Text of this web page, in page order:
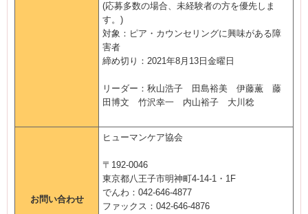
(応募多数の場合、未経験者の方を優先しま
す。)
対象：ピア・カウンセリングに興味がある障
害者
締め切り：2021年8月13日金曜日
リーダー：秋山浩子 田島裕美 伊藤薫 藤
田博文 竹沢幸一 内山裕子 大川稔
お問い合わせ
ヒューマンケア協会
〒192-0046
東京都八王子市明神町4-14-1・1F
でんわ：042-646-4877
ファックス：042-646-4876